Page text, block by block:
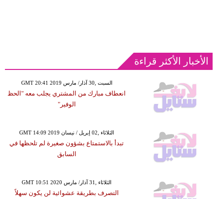
الأخبار الأكثر قراءة
GMT 20:41 2019 السبت ,30 آذار/ مارس
انعطاف مبارك من المشتري يجلب معه "الحظ
الوفير"
GMT 14:09 2019 الثلاثاء ,02 إبريل / نيسان
تبدأ بالاستمتاع بشؤون صغيرة لم تلحظها في
السابق
GMT 10:51 2020 الثلاثاء ,31 آذار/ مارس
التصرف بطريقة عشوائية لن يكون سهلاً